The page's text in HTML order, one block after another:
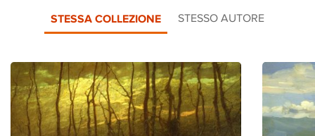
STESSA COLLEZIONE STESSO AUTORE